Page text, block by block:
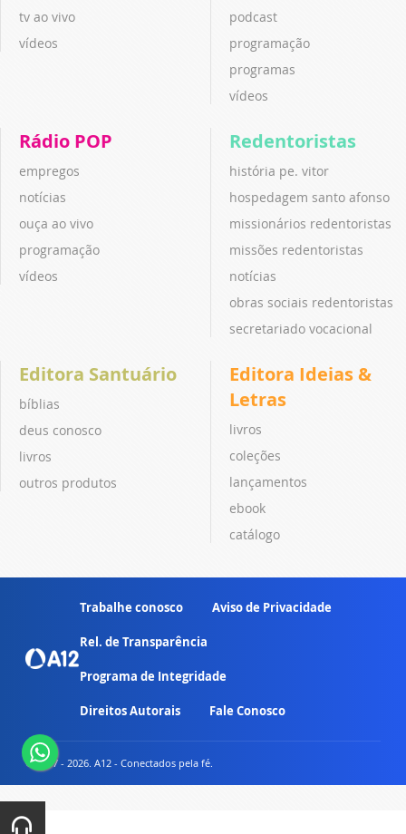
tv ao vivo
vídeos
podcast
programação
programas
vídeos
Rádio POP
empregos
notícias
ouça ao vivo
programação
vídeos
Redentoristas
história pe. vitor
hospedagem santo afonso
missionários redentoristas
missões redentoristas
notícias
obras sociais redentoristas
secretariado vocacional
Editora Santuário
bíblias
deus conosco
livros
outros produtos
Editora Ideias &
Letras
livros
coleções
lançamentos
ebook
catálogo
Trabalhe conosco Aviso de Privacidade
Rel. de Transparência
Programa de Integridade
Direitos Autorais Fale Conosco
© 2007 - 2026. A12 - Conectados pela fé.